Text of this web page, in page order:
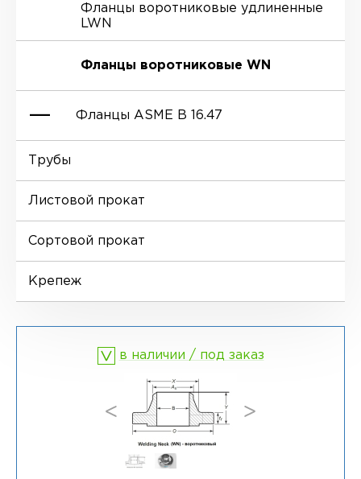
Отводы EN 10253-4
Отводы MSS SP-75
Переходы DIN 2616-1
Переходы DIN 2616-2
Ниппели
Фланцы воротниковые удлиненные
LWN
Фланцы воротниковые WN
Фланцы ASME B 16.47
Трубы
Листовой прокат
Сортовой прокат
Крепеж
в наличии / под заказ